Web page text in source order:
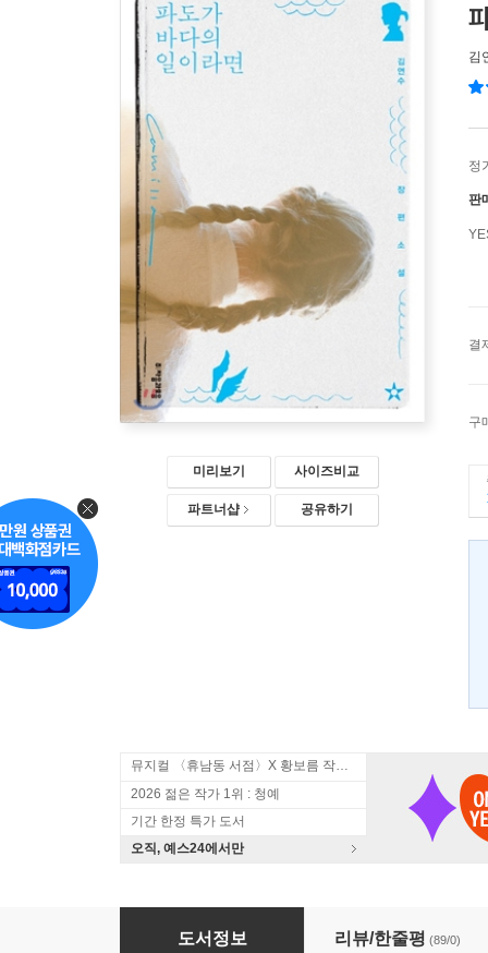
미리보기 사이즈비교
파트너샵 공유하기
김
정
판
결
구
뮤지컬 〈휴남동 서점〉X 황보름 작가 북토크
2026 젊은 작가 1위 : 청예
기간 한정 특가 도서
오직, 예스24에서만
파도가 바다의 일이라면
도서정보 리뷰/한줄평 (89/0)